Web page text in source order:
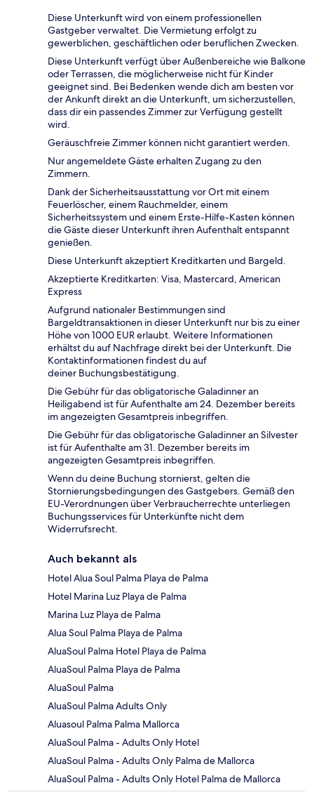
Diese Unterkunft wird von einem professionellen
Gastgeber verwaltet. Die Vermietung erfolgt zu
gewerblichen, geschäftlichen oder beruflichen Zwecken.
Diese Unterkunft verfügt über Außenbereiche wie Balkone
oder Terrassen, die möglicherweise nicht für Kinder
geeignet sind. Bei Bedenken wende dich am besten vor
der Ankunft direkt an die Unterkunft, um sicherzustellen,
dass dir ein passendes Zimmer zur Verfügung gestellt
wird.
Geräuschfreie Zimmer können nicht garantiert werden.
Nur angemeldete Gäste erhalten Zugang zu den
Zimmern.
Dank der Sicherheitsausstattung vor Ort mit einem
Feuerlöscher, einem Rauchmelder, einem
Sicherheitssystem und einem Erste-Hilfe-Kasten können
die Gäste dieser Unterkunft ihren Aufenthalt entspannt
genießen.
Diese Unterkunft akzeptiert Kreditkarten und Bargeld.
Akzeptierte Kreditkarten: Visa, Mastercard, American
Express
Aufgrund nationaler Bestimmungen sind
Bargeldtransaktionen in dieser Unterkunft nur bis zu einer
Höhe von 1000 EUR erlaubt. Weitere Informationen
erhältst du auf Nachfrage direkt bei der Unterkunft. Die
Kontaktinformationen findest du auf
deiner Buchungsbestätigung.
Die Gebühr für das obligatorische Galadinner an
Heiligabend ist für Aufenthalte am 24. Dezember bereits
im angezeigten Gesamtpreis inbegriffen.
Die Gebühr für das obligatorische Galadinner an Silvester
ist für Aufenthalte am 31. Dezember bereits im
angezeigten Gesamtpreis inbegriffen.
Wenn du deine Buchung stornierst, gelten die
Stornierungsbedingungen des Gastgebers. Gemäß den
EU-Verordnungen über Verbraucherrechte unterliegen
Buchungsservices für Unterkünfte nicht dem
Widerrufsrecht.
Auch bekannt als
Hotel Alua Soul Palma Playa de Palma
Hotel Marina Luz Playa de Palma
Marina Luz Playa de Palma
Alua Soul Palma Playa de Palma
AluaSoul Palma Hotel Playa de Palma
AluaSoul Palma Playa de Palma
AluaSoul Palma
AluaSoul Palma Adults Only
Aluasoul Palma Palma Mallorca
AluaSoul Palma - Adults Only Hotel
AluaSoul Palma - Adults Only Palma de Mallorca
AluaSoul Palma - Adults Only Hotel Palma de Mallorca